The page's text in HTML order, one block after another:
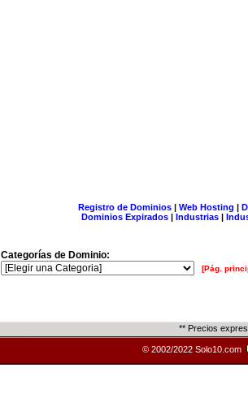
Registro de Dominios| Web Hosting |
Dominios Expirados | Industrias |
Categorías de Dominio:
[Pág.
** Precios
© 2002/2022 Solo10.com